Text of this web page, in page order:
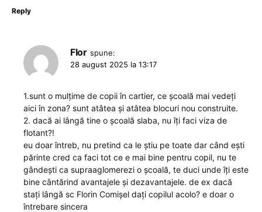
Reply
Flor spune:
28 august 2025 la 13:17
1.sunt o mulțime de copii în cartier, ce școală mai vedeți
aici în zona? sunt atâtea și atâtea blocuri nou construite.
2. dacă ai lângă tine o școală slaba, nu îți faci viza de
flotant?!
eu doar întreb, nu pretind ca le știu pe toate dar când ești
părinte cred ca faci tot ce e mai bine pentru copil, nu te
gândești ca supraaglomerezi o școală, te duci unde îți este
bine cântărind avantajele și dezavantajele. de ex dacă
stați lângă sc Florin Comișel dați copilul acolo? e doar o
întrebare sincera